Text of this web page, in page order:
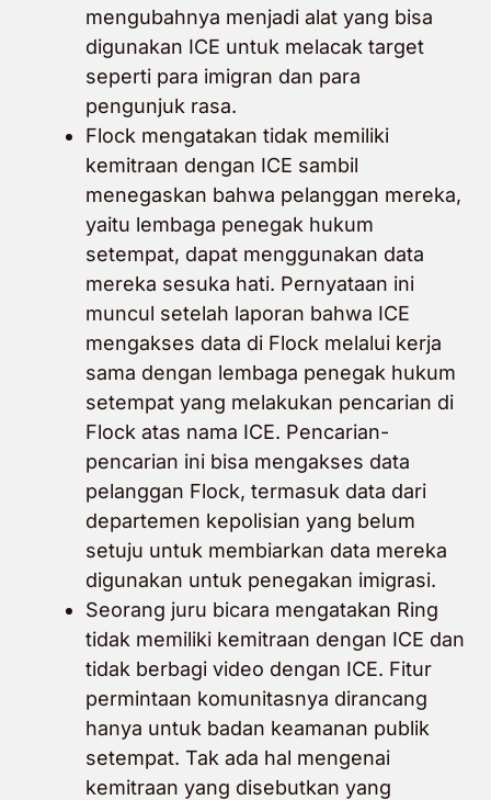
mengubahnya menjadi alat yang bisa
digunakan ICE untuk melacak target
seperti para imigran dan para
pengunjuk rasa.
Flock mengatakan tidak memiliki
kemitraan dengan ICE sambil
menegaskan bahwa pelanggan mereka,
yaitu lembaga penegak hukum
setempat, dapat menggunakan data
mereka sesuka hati. Pernyataan ini
muncul setelah laporan bahwa ICE
mengakses data di Flock melalui kerja
sama dengan lembaga penegak hukum
setempat yang melakukan pencarian di
Flock atas nama ICE. Pencarian-
pencarian ini bisa mengakses data
pelanggan Flock, termasuk data dari
departemen kepolisian yang belum
setuju untuk membiarkan data mereka
digunakan untuk penegakan imigrasi.
Seorang juru bicara mengatakan Ring
tidak memiliki kemitraan dengan ICE dan
tidak berbagi video dengan ICE. Fitur
permintaan komunitasnya dirancang
hanya untuk badan keamanan publik
setempat. Tak ada hal mengenai
kemitraan yang disebutkan yang